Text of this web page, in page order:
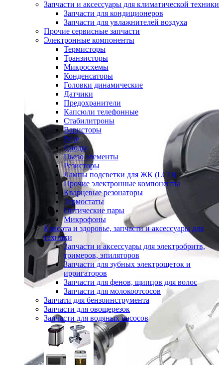
Запчасти и аксессуары для климатической техники
Запчасти для кондиционеров
Запчасти для увлажнителей воздуха
Прочие сервисные запчасти
Электронные компоненты
Термисторы
Транзисторы
Микросхемы
Конденсаторы
Головки динамические
Датчики
Предохранители
Капсюли телефонные
Стабилитроны
Варисторы
Реле
Диоды
Пьезо элементы
Резисторы
Лампы подсветки для ЖК (LCD)
Прочие электронные компоненты
Кварцевые резонаторы
Термостаты
Оптические пары
Микрофоны
Красота и здоровье, запчасти и аксессуары для
техники
Запчасти и аксессуары для электробритв,
тримеров, эпиляторов
Запчасти для зубных электрощеток и
ирригаторов
Запчасти для фенов, щипцов для волос
Запчасти для молокоотсосов
Запчати для бензоинструмента
Запчасти для овощерезок
Запчасти для водяных насосов